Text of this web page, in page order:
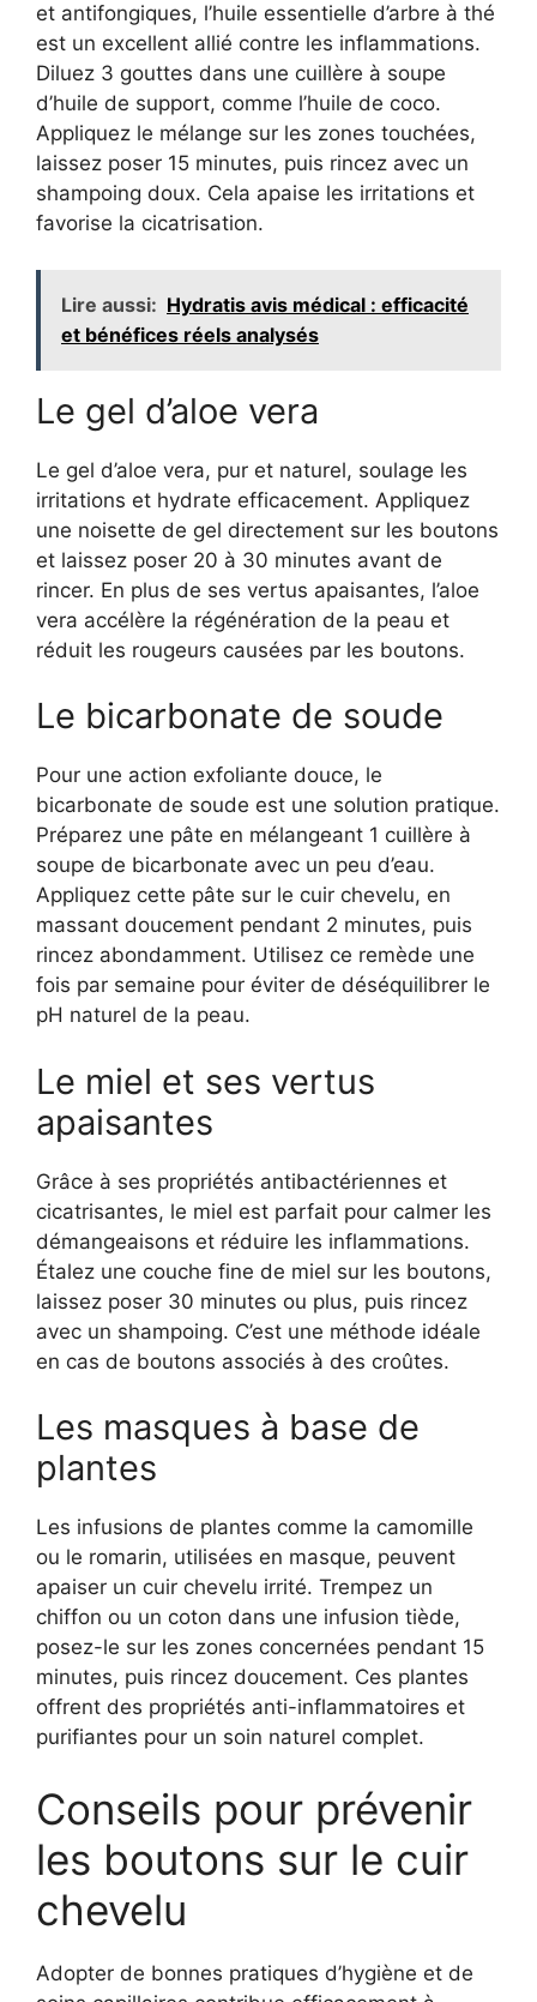
et antifongiques, l’huile essentielle d’arbre à thé
est un excellent allié contre les inflammations.
Diluez 3 gouttes dans une cuillère à soupe
d’huile de support, comme l’huile de coco.
Appliquez le mélange sur les zones touchées,
laissez poser 15 minutes, puis rincez avec un
shampoing doux. Cela apaise les irritations et
favorise la cicatrisation.
Lire aussi: Hydratis avis médical : efficacité
et bénéfices réels analysés
Le gel d’aloe vera
Le gel d’aloe vera, pur et naturel, soulage les
irritations et hydrate efficacement. Appliquez
une noisette de gel directement sur les boutons
et laissez poser 20 à 30 minutes avant de
rincer. En plus de ses vertus apaisantes, l’aloe
vera accélère la régénération de la peau et
réduit les rougeurs causées par les boutons.
Le bicarbonate de soude
Pour une action exfoliante douce, le
bicarbonate de soude est une solution pratique.
Préparez une pâte en mélangeant 1 cuillère à
soupe de bicarbonate avec un peu d’eau.
Appliquez cette pâte sur le cuir chevelu, en
massant doucement pendant 2 minutes, puis
rincez abondamment. Utilisez ce remède une
fois par semaine pour éviter de déséquilibrer le
pH naturel de la peau.
Le miel et ses vertus
apaisantes
Grâce à ses propriétés antibactériennes et
cicatrisantes, le miel est parfait pour calmer les
démangeaisons et réduire les inflammations.
Étalez une couche fine de miel sur les boutons,
laissez poser 30 minutes ou plus, puis rincez
avec un shampoing. C’est une méthode idéale
en cas de boutons associés à des croûtes.
Les masques à base de
plantes
Les infusions de plantes comme la camomille
ou le romarin, utilisées en masque, peuvent
apaiser un cuir chevelu irrité. Trempez un
chiffon ou un coton dans une infusion tiède,
posez-le sur les zones concernées pendant 15
minutes, puis rincez doucement. Ces plantes
offrent des propriétés anti-inflammatoires et
purifiantes pour un soin naturel complet.
Conseils pour prévenir
les boutons sur le cuir
chevelu
Adopter de bonnes pratiques d’hygiène et de